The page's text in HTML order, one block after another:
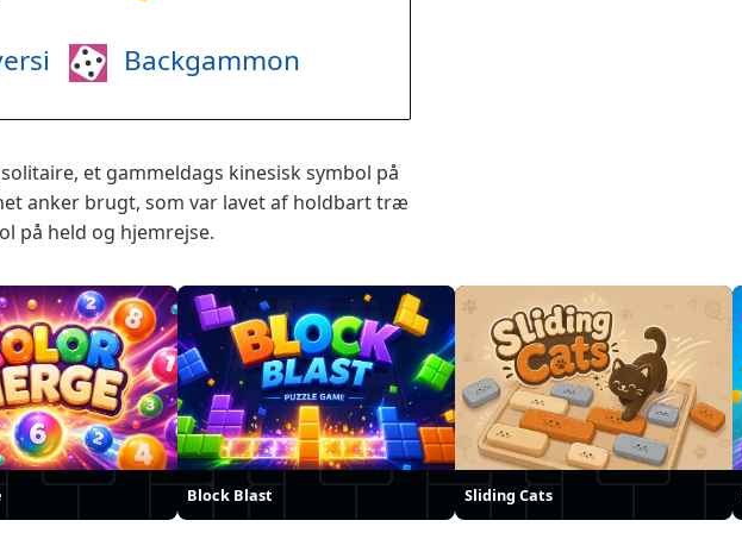
Backgammon
et gammeldags kinesisk symbol på
anker brugt, som var lavet af holdbart træ
på held og hjemrejse.
Block Blast Sliding Cats